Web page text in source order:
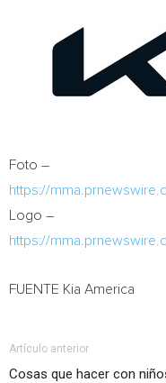
Foto –
https://
Logo –
https://
FUENTE Kia America
Artículo anterior
Cosas que hacer con